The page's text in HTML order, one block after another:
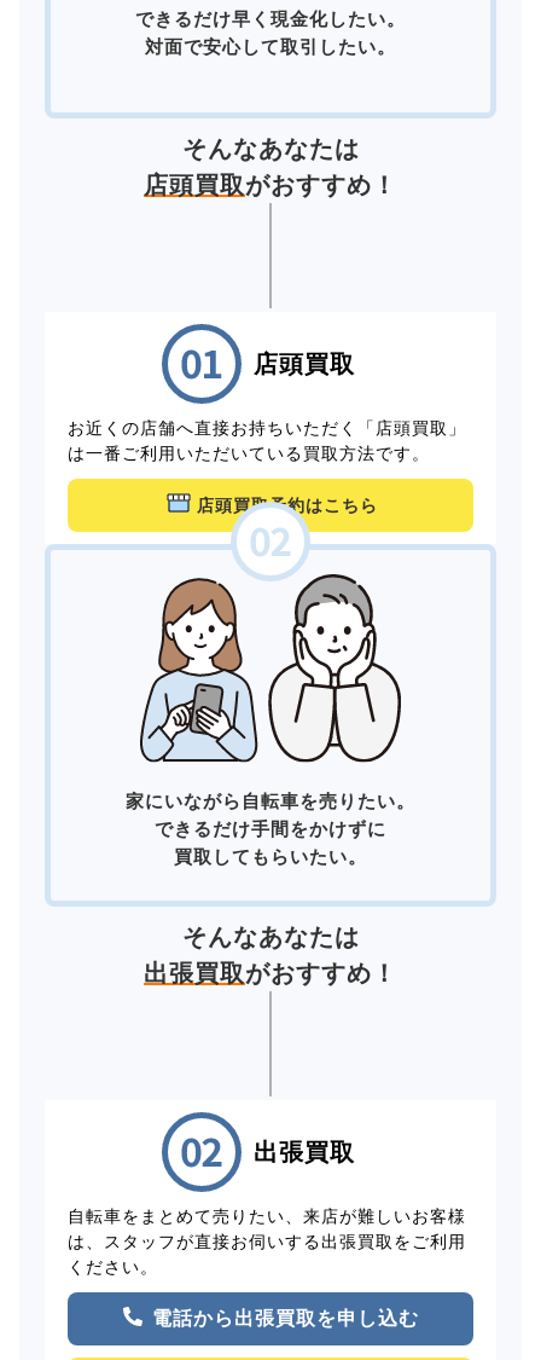
できるだけ早く現金化したい。
対面で安心して取引したい。
そんなあなたは
店頭買取がおすすめ！
店頭買取
お近くの店舗へ直接お持ちいただく「店頭買取」
は一番ご利用いただいている買取方法です。
店頭買取予約はこちら
家にいながら自転車を売りたい。
できるだけ手間をかけずに
買取してもらいたい。
そんなあなたは
出張買取がおすすめ！
出張買取
自転車をまとめて売りたい、来店が難しいお客様
は、スタッフが直接お伺いする出張買取をご利用
ください。
電話から出張買取を申し込む